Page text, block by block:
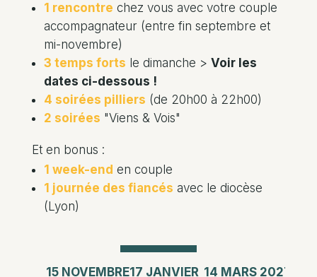
1 rencontre chez vous avec votre couple
accompagnateur (entre fin septembre et
mi-novembre)
3 temps forts le dimanche > Voir les
dates ci-dessous !
4 soirées pilliers (de 20h00 à 22h00)
2 soirées "Viens & Vois"
Et en bonus :
1 week-end en couple
1 journée des fiancés avec le diocèse
(Lyon)
15 NOVEMBRE17 JANVIER 14 MARS 2027